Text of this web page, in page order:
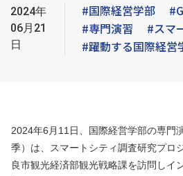
2024年
06月21
日
#国際経営学部
#専門演習
#スマ
#躍動する国際経営
2024年6月11日、国際経営学部の専門
季）は、スマートシティ調査研究プロ
良市観光経済部観光戦略課を訪問しイ